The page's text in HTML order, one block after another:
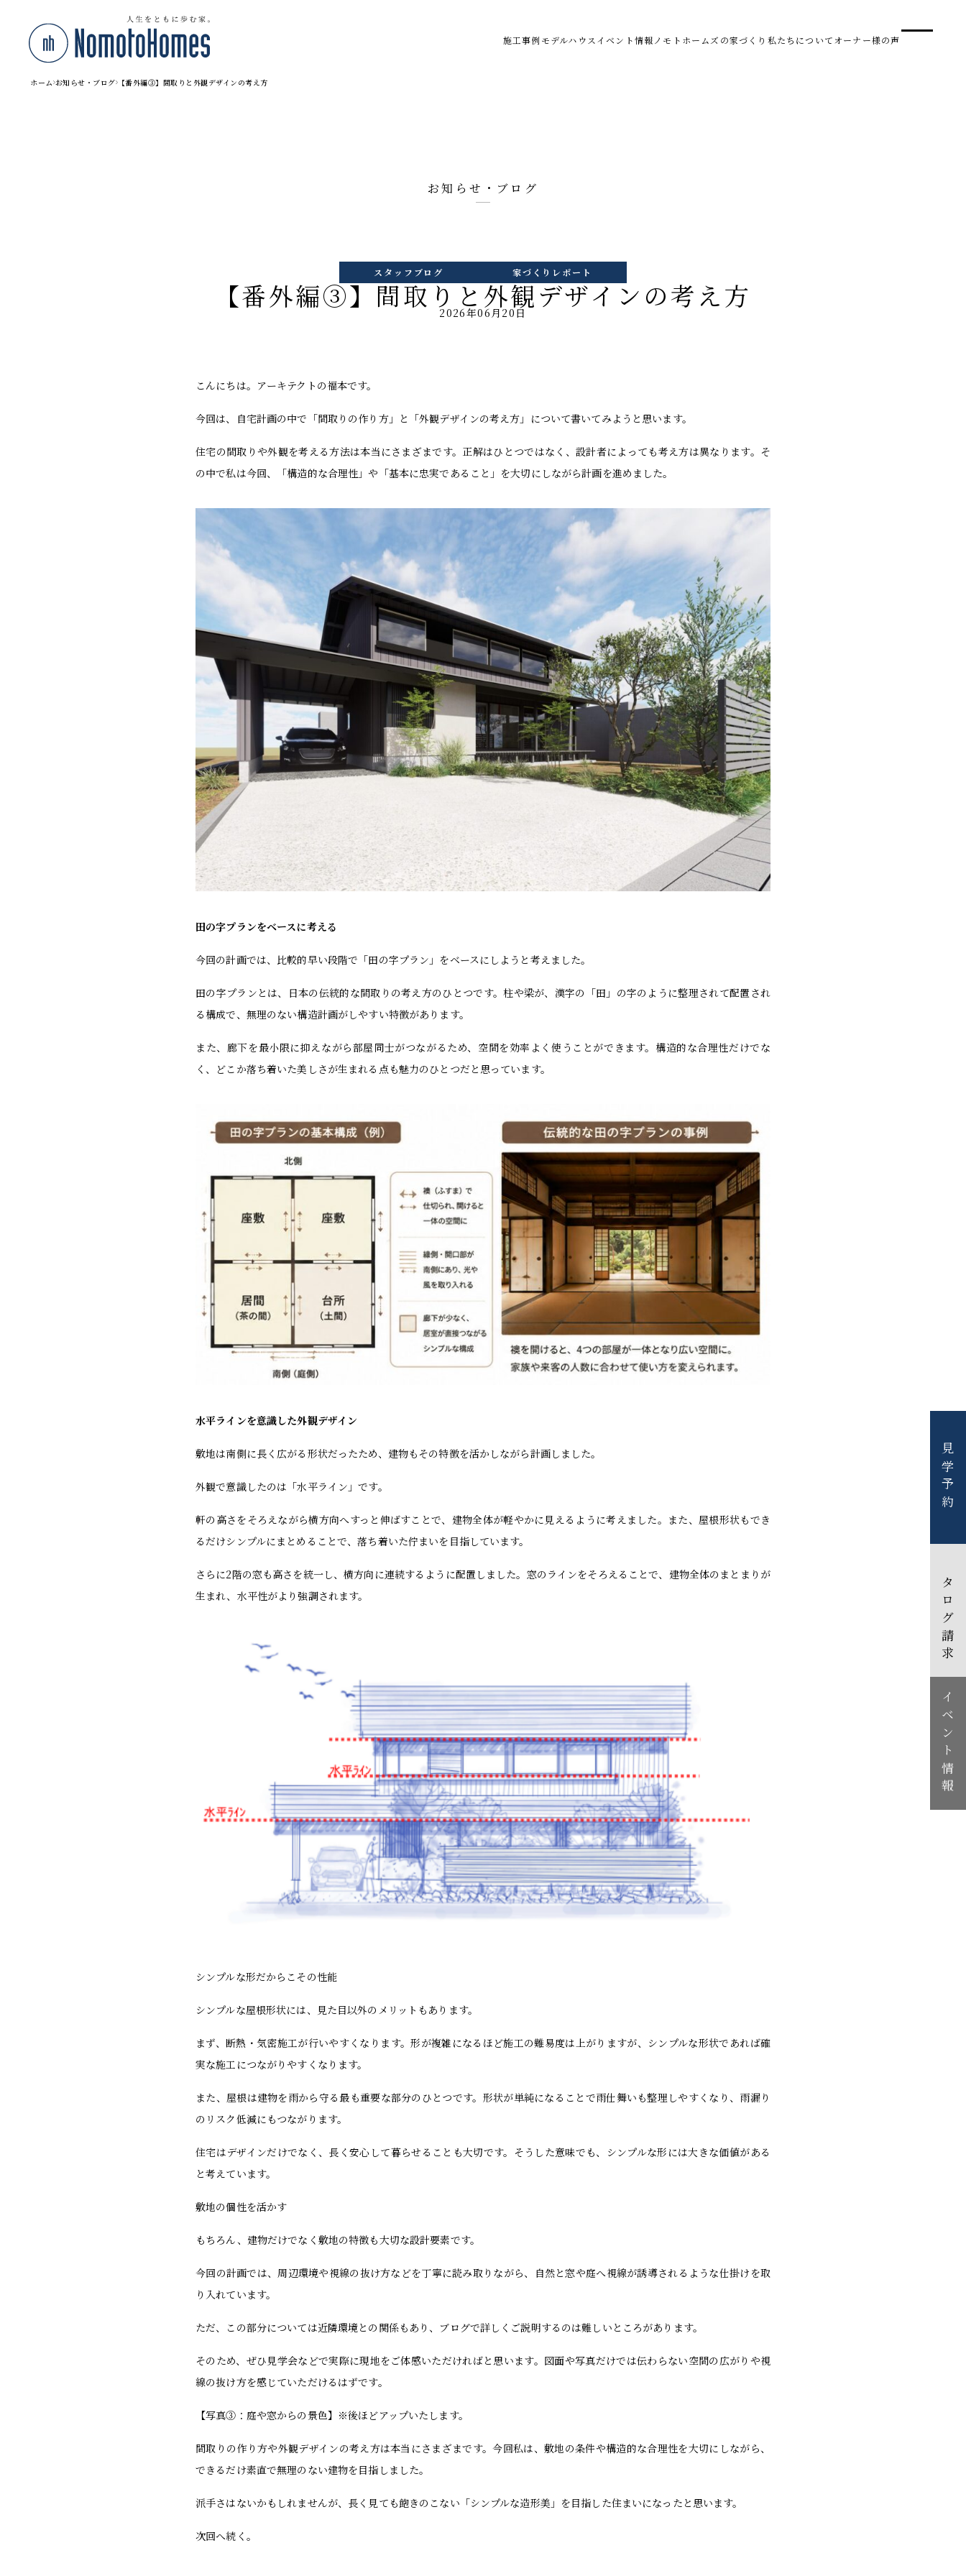
施工事例モデルハウス イベント情報 ノモトホームズの家づくり 私たちについて オーナー様の声
ホーム お知らせ・ブログ 【番外編③】間取りと外観デザインの考え方
お知らせ・ブログ
スタッフブログ 家づくりレポート
【番外編③】間取りと外観デザインの考え方
2026年06月20日
こんにちは。アーキテクトの福本です。
今回は、自宅計画の中で「間取りの作り方」と「外観デザインの考え方」について書いてみようと思います。
住宅の間取りや外観を考える方法は本当にさまざまです。正解はひとつではなく、設計者によっても考え方は異なります。そ
の中で私は今回、「構造的な合理性」や「基本に忠実であること」を大切にしながら計画を進めました。
田の字プランをベースに考える
今回の計画では、比較的早い段階で「田の字プラン」をベースにしようと考えました。
田の字プランとは、日本の伝統的な間取りの考え方のひとつです。柱や梁が、漢字の「田」の字のように整理されて配置され
る構成で、無理のない構造計画がしやすい特徴があります。
また、廊下を最小限に抑えながら部屋同士がつながるため、空間を効率よく使うことができます。構造的な合理性だけでな
く、どこか落ち着いた美しさが生まれる点も魅力のひとつだと思っています。
水平ラインを意識した外観デザイン
敷地は南側に長く広がる形状だったため、建物もその特徴を活かしながら計画しました。
外観で意識したのは「水平ライン」です。
軒の高さをそろえながら横方向へすっと伸ばすことで、建物全体が軽やかに見えるように考えました。また、屋根形状もでき
るだけシンプルにまとめることで、落ち着いた佇まいを目指しています。
さらに2階の窓も高さを統一し、横方向に連続するように配置しました。窓のラインをそろえることで、建物全体のまとまりが
生まれ、水平性がより強調されます。
シンプルな形だからこその性能
シンプルな屋根形状には、見た目以外のメリットもあります。
まず、断熱・気密施工が行いやすくなります。形が複雑になるほど施工の難易度は上がりますが、シンプルな形状であれば確
実な施工につながりやすくなります。
また、屋根は建物を雨から守る最も重要な部分のひとつです。形状が単純になることで雨仕舞いも整理しやすくなり、雨漏り
のリスク低減にもつながります。
住宅はデザインだけでなく、長く安心して暮らせることも大切です。そうした意味でも、シンプルな形には大きな価値がある
と考えています。
敷地の個性を活かす
もちろん、建物だけでなく敷地の特徴も大切な設計要素です。
今回の計画では、周辺環境や視線の抜け方などを丁寧に読み取りながら、自然と窓や庭へ視線が誘導されるような仕掛けを取
り入れています。
ただ、この部分については近隣環境との関係もあり、ブログで詳しくご説明するのは難しいところがあります。
そのため、ぜひ見学会などで実際に現地をご体感いただければと思います。図面や写真だけでは伝わらない空間の広がりや視
線の抜け方を感じていただけるはずです。
【写真③：庭や窓からの景色】※後ほどアップいたします。
間取りの作り方や外観デザインの考え方は本当にさまざまです。今回私は、敷地の条件や構造的な合理性を大切にしながら、
できるだけ素直で無理のない建物を目指しました。
派手さはないかもしれませんが、長く見ても飽きのこない「シンプルな造形美」を目指した住まいになったと思います。
次回へ続く。
見学予約
カタログ請求
イベント情報